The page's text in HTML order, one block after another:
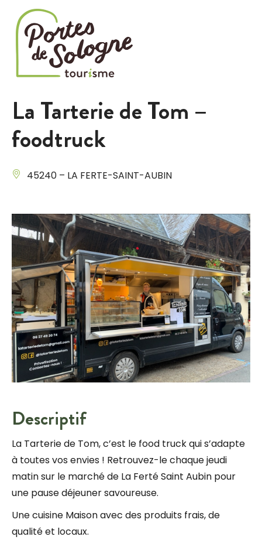
La Tarterie de Tom –
foodtruck
45240 – LA FERTE-SAINT-AUBIN
Descriptif
La Tarterie de Tom, c’est le food truck qui s’adapte
à toutes vos envies ! Retrouvez-le chaque jeudi
matin sur le marché de La Ferté Saint Aubin pour
une pause déjeuner savoureuse.
Une cuisine Maison avec des produits frais, de
qualité et locaux.